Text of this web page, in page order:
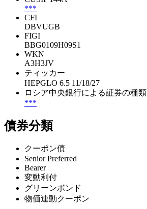
***
CFI
DBVUGB
FIGI
BBG0109H09S1
WKN
A3H3JV
ティッカー
HEPGLO 6.5 11/18/27
ロシア中央銀行による証券の種類
***
債券分類
クーポン債
Senior Preferred
Bearer
変動利付
グリーンボンド
物価連動クーポン